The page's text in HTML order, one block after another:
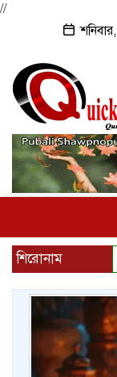
//
শিরোনাম